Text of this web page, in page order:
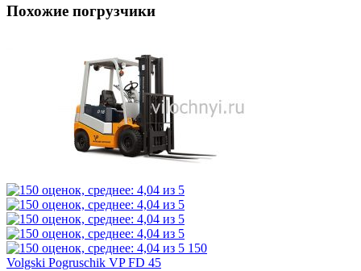
Похожие погрузчики
150
Volgski Pogruschik VP FD 45